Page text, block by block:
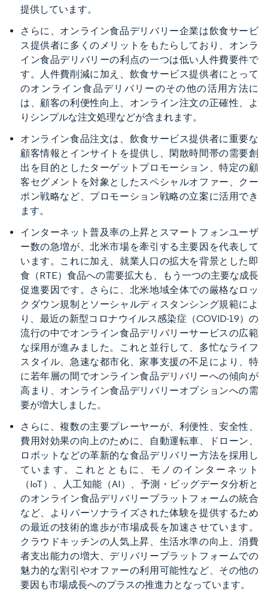
提供しています。
さらに、オンライン食品デリバリー企業は飲食サービ
ス提供者に多くのメリットをもたらしており、オンラ
イン食品デリバリーの利点の一つは低い人件費要件で
す。人件費削減に加え、飲食サービス提供者にとって
のオンライン食品デリバリーのその他の活用方法に
は、顧客の利便性向上、オンライン注文の正確性、よ
りシンプルな注文処理などが含まれます。
オンライン食品注文は、飲食サービス提供者に重要な
顧客情報とインサイトを提供し、閑散時間帯の需要創
出を目的としたターゲットプロモーション、特定の顧
客セグメントを対象としたスペシャルオファー、クー
ポン戦略など、プロモーション戦略の立案に活用でき
ます。
インターネット普及率の上昇とスマートフォンユーザ
ー数の急増が、北米市場を牽引する主要因を代表して
います。これに加え、就業人口の拡大を背景とした即
食（RTE）食品への需要拡大も、もう一つの主要な成長
促進要因です。さらに、北米地域全体での厳格なロッ
クダウン規制とソーシャルディスタンシング規範によ
り、最近の新型コロナウイルス感染症（COVID-19）の
流行の中でオンライン食品デリバリーサービスの広範
な採用が進みました。これと並行して、多忙なライフ
スタイル、急速な都市化、家事支援の不足により、特
に若年層の間でオンライン食品デリバリーへの傾向が
高まり、オンライン食品デリバリーオプションへの需
要が増大しました。
さらに、複数の主要プレーヤーが、利便性、安全性、
費用対効果の向上のために、自動運転車、ドローン、
ロボットなどの革新的な食品デリバリー方法を採用し
ています。これとともに、モノのインターネット
（IoT）、人工知能（AI）、予測・ビッグデータ分析と
のオンライン食品デリバリープラットフォームの統合
など、よりパーソナライズされた体験を提供するため
の最近の技術的進歩が市場成長を加速させています。
クラウドキッチンの人気上昇、生活水準の向上、消費
者支出能力の増大、デリバリープラットフォームでの
魅力的な割引やオファーの利用可能性など、その他の
要因も市場成長へのプラスの推進力となっています。